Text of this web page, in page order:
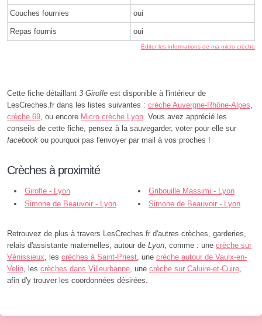
Couches fournies oui
Repas fournis oui
Éditer les informations de ma micro crèche
Cette fiche détaillant 3 Girofle est disponible à l'intérieur de
LesCreches.fr dans les listes suivantes : crèche Auvergne-Rhône-Alpes
crèche 69 , ou encore Micro crèche Lyon . Vous avez apprécié les
conseils de cette fiche, pensez à la sauvegarder, voter pour elle sur
facebook ou pourquoi pas l'envoyer par mail à vos proches !
Crèches à proximité
Girofle - Lyon
Gribouille Massimi - Lyon
Simone de Beauvoir - Lyon
Simone de Beauvoir - Lyon
Retrouvez de plus à travers LesCreches.fr d'autres crèches, garderies,
relais d'assistante maternelles, autour de Lyon , comme : une crèche sur
Vénissieux , les crèches à Saint-Priest , une crèche autour de Vaulx-en-
Velin , les crèches dans Villeurbanne , une crèche sur Caluire-et-Cuire
afin d'y trouver les coordonnées désirées.